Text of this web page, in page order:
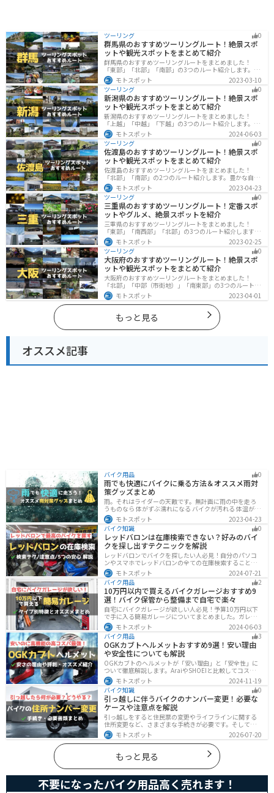
ツーリング 0
群馬県のおすすめツーリングルート！絶景スポ
ットや観光スポットをまとめて紹介
群馬県のおすすめツーリングルートをまとめました！
「東部」「北部」「南部」の3つのルート紹介します。草
津温泉や伊香保温泉など全国でも有名な温泉や豊かな自
然を満喫するツーリングができます。バイクで群馬県に
ツーリングに行く際は参考にしてください。
モトスポット
2023-03-10
ツーリング
0
新潟県のおすすめツーリングルート！絶景スポ
ットや観光スポットをまとめて紹介
新潟県のおすすめツーリングルートをまとめました！
「上越」「中越」「下越」の3つのルート紹介します。自
然豊かな山と海、グルメも充実しており、自然を満喫す
るツーリングができます。バイクで新潟県にツーリング
に行く際は参考にしてください。
モトスポット
2024-06-03
ツーリング
0
佐渡島のおすすめツーリングルート！絶景スポ
ットや観光スポットをまとめて紹介
佐渡島のおすすめツーリングルートをまとめました！
「北部」「南部」の2つのルート紹介します。豊かな自然
と歴史的なスポット、トキなどの貴重な動物を見られる
スポットが多数あります。バイクで佐渡島にツーリング
に行く際は参考にしてください。
モトスポット
2023-04-23
ツーリング
0
三重県のおすすめツーリングルート！定番スポ
ットやグルメ、絶景スポットを紹介
三重県のおすすめツーリングルートをまとめました！
「東部」「南西部」「北部」の3つのルート紹介します。
標高の高いスカイラインからリアス式海岸まであるの
で、飽きることなくツーリングを堪能できます。バイク
で三重県にツーリングに行く際は参考にしてください。
モトスポット
2023-02-25
ツーリング
0
大阪府のおすすめツーリングルート！絶景スポ
ットや観光スポットをまとめて紹介
大阪府のおすすめツーリングルートをまとめました！
「北部」「中部（市街地）」「南東部」の3つのルート紹
介します。歴史と近代が融合した魅力的なエリアで様々
な楽しみ方ができます。バイクで大阪府にツーリングに
行く際は参考にしてください。
モトスポット 2023-04-01
もっと見る
オススメ記事
バイク用品 0
雨でも快適にバイクに乗る方法＆オススメ雨対
策グッズまとめ
雨。それはライダーの天敵です。無計画に雨の中を走ろ
うものなら 体がずぶ濡れになる バイクが汚れる 体温が奪
われて集中力が低下する 雨で視界が悪くなる 路面が濡れ
て滑りやすくなるなど、晴れの日にはないマイナス要素
が盛りだくさんでライダーに押し寄せてきます。そんな
雨の中を好んで走ろうなんて誰も考えていないはずです
が、どうしても避けられない場合もありますよね。この
記事では、レインウエアや防水バッグをはじめ、ライダ
ーや荷物を雨から守るための方法やグッズなどについて
紹介します。雨はライダーにとって非常に厄介なモノで
すが、バッチリと対策しておけば意外と快適に走れてし
まうものです
モトスポット
2023-04-23
バイク知識
0
レッドバロンは在庫検索できない？好みのバイ
クを探し出すテクニックを解説
レッドバロンでバイクを探したい人必見！自分のパソコ
ンやスマホでレッドバロンの全ての在庫検索することは
不可能です。自分に合ったバイクを探すためには、店舗
に行きイントラネットで探してもらう必要があります。
その際の注意点や自分に合ったバイクを見つけるテクニ
ックをまとめました。
モトスポット
2024-07-21
バイク用品
2
10万円以内で買えるバイクガレージおすすめ9
選！バイク保管から整備まで自宅で楽々
自宅にバイクガレージが欲しい人必見！予算10万円以下
で手に入る簡易ガレージについてまとめました。ガレー
ジの種類やメリットデメリットからオススメ商品まで徹
底解説しますので、自宅にセキュリティの高いバイク保
管庫や整備場所が欲しい方は参考にしてください。
モトスポット
2024-06-03
バイク用品
3
OGKカブトヘルメットおすすめ9選！安い理由
や安全性についても解説
OGKカブトのヘルメットが「安い理由」と「安全性」に
ついて徹底解説します。AraiやSHOEIと比較してコスパが
高く、信頼性も兼ね備えたOGKカブトのヘルメット。初
心者ライダーからベテランまでおすすめのモデル9選と、
実際の口コミや評判、選び方も詳しく紹介します。
モトスポット
2024-11-19
バイク知識
0
引っ越しに伴うバイクのナンバー変更！必要な
ケースや注意点を解説
引っ越しをすると住民票の変更やライフラインに関する
住所変更など、さまざまな手続きが必要です。そしてバ
イク乗りの場合は、住所変更やナンバー変更といったバ
イクに関する手続きも忘れてはいけません。しかし、必
要な手続きや手順がわからないという方も多いのではな
いでしょうか。ライダー引っ越したらバイクのナンバー
を変えないといけないの？ライダー引っ越し先でも原付
に乗る場合、どんな手続きが必要か知りたいライダー引
っ越したけど忙しくて住所変更もナンバー変更もしてい
ない・・・今回はこのような疑問・お悩みにお
モトスポット 2026-07-20
もっと見る
不要になったバイク用品高く売れます！